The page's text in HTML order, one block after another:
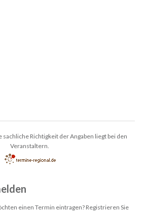
Richtigkeit der Angaben liegt bei den
Veranstaltern.
einen Termin eintragen? Registrieren Sie